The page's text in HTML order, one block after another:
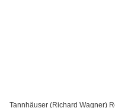
Tannhäuser (Richard Wagner)